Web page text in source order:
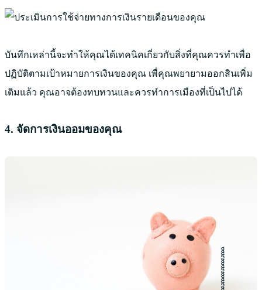
บันทึกเหล่านี้จะทำให้คุณได้เทคนิคเกี่ยวกับสิ่งที่คุณควรทำเพื่อ
ปฏิบัติตามเป้าหมายการเงินของคุณ เพื่คุณพยายามออกสินเพิ่ม
เติมแล้ว คุณอาจต้องทบทวนและควรทำการเมืองที่เป็นไปได้
4. จัดการเงินออมของคุณ